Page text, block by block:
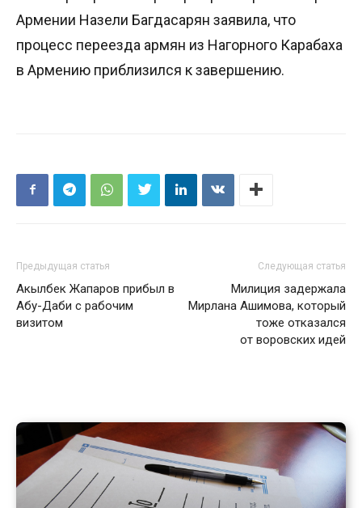
Армении Назели Багдасарян заявила, что
процесс переезда армян из Нагорного Карабаха
в Армению приблизился к завершению.
Предыдущая статья
Акылбек Жапаров прибыл в
Абу-Даби с рабочим
визитом
Следующая статья
Милиция задержала
Мирлана Ашимова, который
тоже отказался
от воровских идей